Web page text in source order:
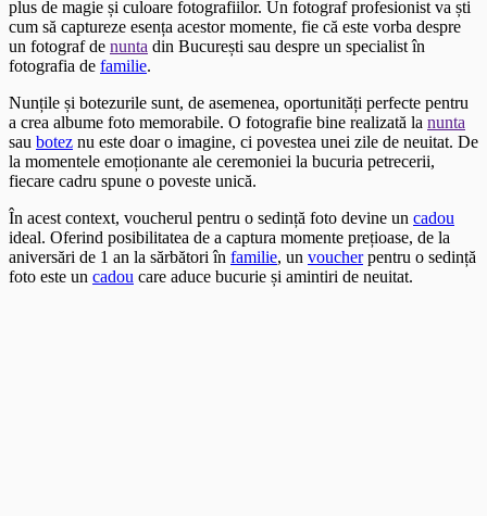
plus de magie și culoare fotografiilor. Un fotograf profesionist va ști
cum să captureze esența acestor momente, fie că este vorba despre
un fotograf de nunta din București sau despre un specialist în
fotografia de familie.
Nunțile și botezurile sunt, de asemenea, oportunități perfecte pentru
a crea albume foto memorabile. O fotografie bine realizată la nunta
sau botez nu este doar o imagine, ci povestea unei zile de neuitat. De
la momentele emoționante ale ceremoniei la bucuria petrecerii,
fiecare cadru spune o poveste unică.
În acest context, voucherul pentru o sedință foto devine un cadou
ideal. Oferind posibilitatea de a captura momente prețioase, de la
aniversări de 1 an la sărbători în familie, un voucherpentru o sedință
foto este un cadou care aduce bucurie și amintiri de neuitat.